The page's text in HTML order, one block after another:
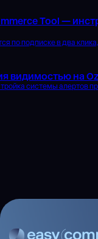
Tool —
по подписке в два
видимостью на
системы алертов